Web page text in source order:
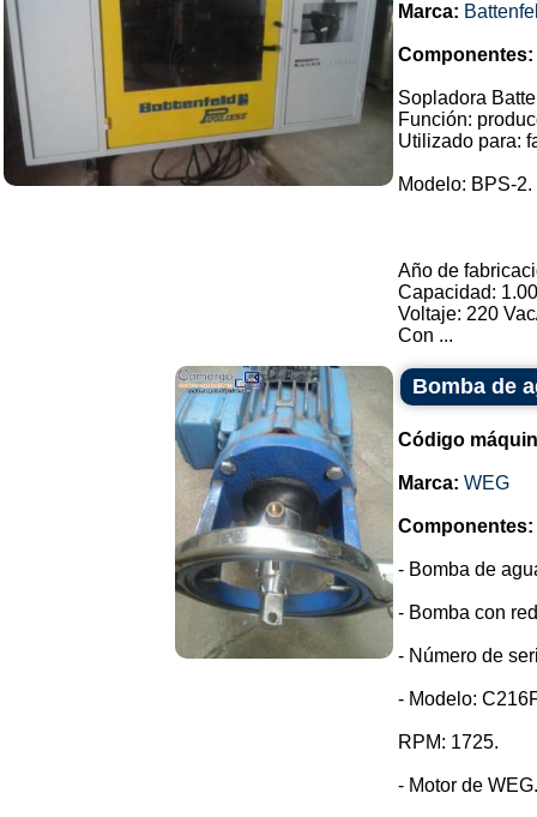
Marca:
Componentes:
Sopladora
Función:
Utilizado para:
Modelo: BPS-2.
Año de
Capacidad:
Voltaje: 220
Con ...
Bomba de
Código
Marca: WEG
Componentes:
- Bomba de
- Bomba con
- Número de
- Modelo:
RPM: 1725.
- Motor de WEG.